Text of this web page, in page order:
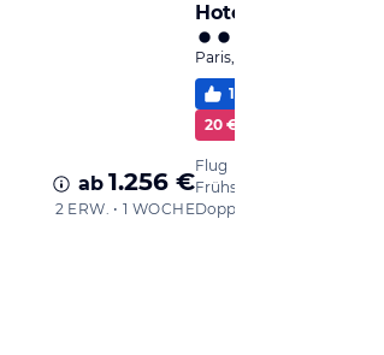
ab 1.256 €
2 ERW. • 1 WOCHE
Hotel Victor Hugo
Paris, Paris
100
20 € Cashback
Flug
Frühstück
Doppelzimmer